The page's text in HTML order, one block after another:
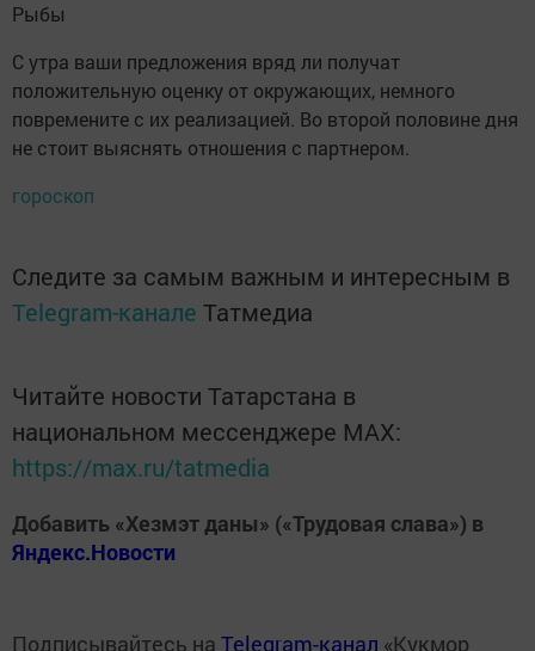
Рыбы
С утра ваши предложения вряд ли получат
положительную оценку от окружающих, немного
повремените с их реализацией. Во второй половине дня
не стоит выяснять отношения с партнером.
гороскоп
Следите за самым важным и интересным в
Telegram-канале Татмедиа
Читайте новости Татарстана в
национальном мессенджере MАХ:
https://max.ru/tatmedia
Добавить «Хезмэт даны» («Трудовая слава») в
Яндекс.Новости
Подписывайтесь на Telegram-канал «Кукмор